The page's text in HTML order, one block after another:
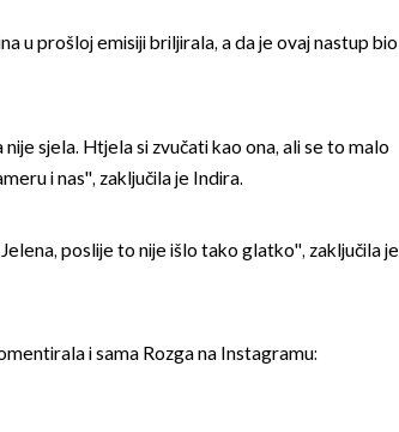
u prošloj emisiji briljirala, a da je ovaj nastup bio
sjela. Htjela si zvučati kao ona, ali se to malo
i nas'', zaključila je Indira.
poslije to nije išlo tako glatko'', zaključila je
i sama Rozga na Instagramu: